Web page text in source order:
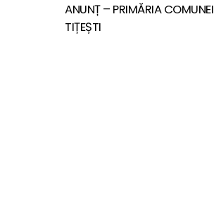
ANUNȚ – PRIMĂRIA COMUNEI
TIȚEȘTI